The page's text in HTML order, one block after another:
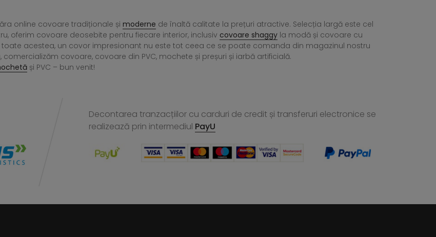
online covoare tradiționale și moderne de înaltă calitate la prețuri atractive. Selecția largă este cel
oferim covoare deosebite pentru fiecare interior, inclusiv covoare shaggy la modă și covoare cu
toate acestea, un covor impresionant nu este tot ceea ce se poate comanda din magazinul nostru
comercializăm covoare, covoare din PVC, mochete și preșuri și iarbă artificială.
și PVC – bun venit!
Decontarea tranzacțiilor cu carduri de credit și transferuri electronice se
realizează prin intermediul PayU